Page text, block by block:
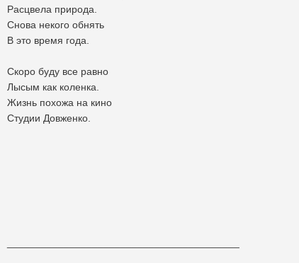
Расцвела природа.
Снова некого обнять
В это время года.
Скоро буду все равно
Лысым как коленка.
Жизнь похожа на кино
Студии Довженко.